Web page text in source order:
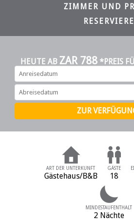
ZIMMER UND
HEUTE AB ZAR 788 *PREIS
ART DER UNTERKUNFT
Gästehaus/B&B
GÄSTE
18
MINDESTAUFENTHALT
2 Nächte